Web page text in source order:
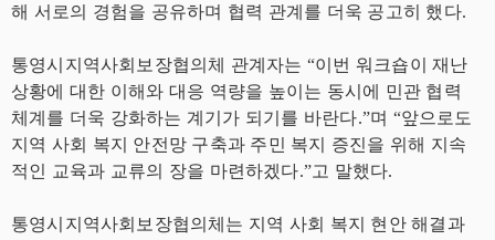
해 서로의 경험을 공유하며 협력 관계를 더욱 공고히 했다.
통영시지역사회보장협의체 관계자는 “이번 워크숍이 재난
상황에 대한 이해와 대응 역량을 높이는 동시에 민관 협력
체계를 더욱 강화하는 계기가 되기를 바란다.”며 “앞으로도
지역 사회 복지 안전망 구축과 주민 복지 증진을 위해 지속
적인 교육과 교류의 장을 마련하겠다.”고 말했다.
통영시지역사회보장협의체는 지역 사회 복지 현안 해결과